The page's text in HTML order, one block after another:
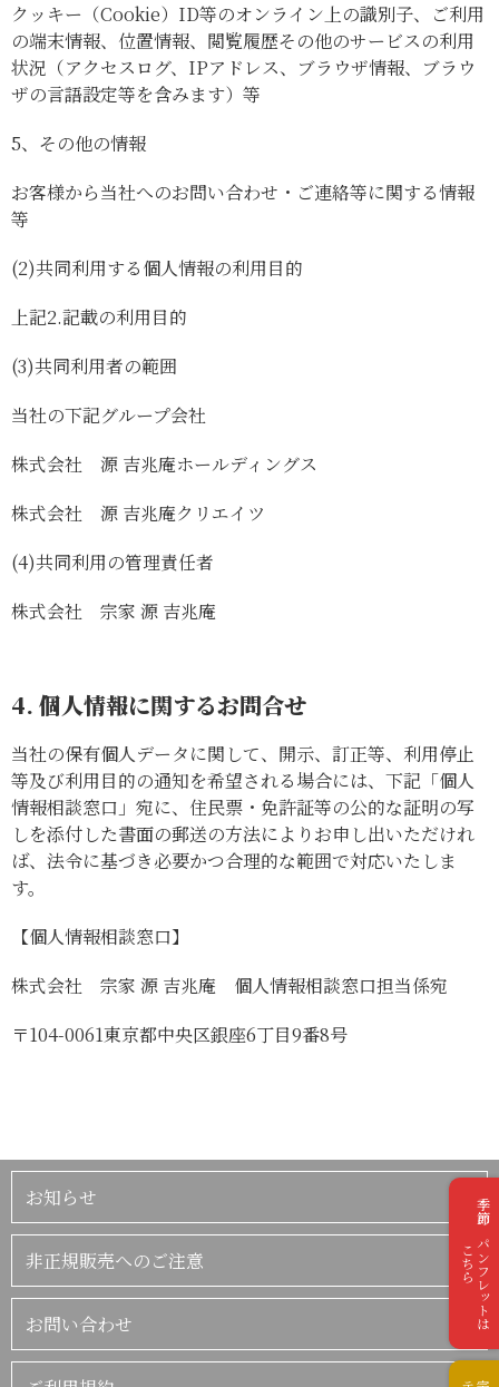
クッキー（Cookie）ID等のオンライン上の識別子、ご利用
の端末情報、位置情報、閲覧履歴その他のサービスの利用
状況（アクセスログ、IPアドレス、ブラウザ情報、ブラウ
ザの言語設定等を含みます）等
5、 その他の情報
お客様から当社へのお問い合わせ・ご連絡等に関する情報
等
(2)共同利用する個人情報の利用目的
上記2.記載の利用目的
(3)共同利用者の範囲
当社の下記グループ会社
株式会社 源 吉兆庵ホールディングス
株式会社 源 吉兆庵クリエイツ
(4)共同利用の管理責任者
株式会社 宗家 源 吉兆庵
4. 個人情報に関するお問合せ
当社の保有個人データに関して、開示、訂正等、利用停止
等及び利用目的の通知を希望される場合には、下記「個人
情報相談窓口」宛に、住民票・免許証等の公的な証明の写
しを添付した書面の郵送の方法によりお申し出いただけれ
ば、法令に基づき必要かつ合理的な範囲で対応いたしま
す。
【個人情報相談窓口】
株式会社 宗家 源 吉兆庵 個人情報相談窓口担当係宛
〒104-0061東京都中央区銀座6丁目9番8号
お知らせ
非正規販売へのご注意
お問い合わせ 季節のパンフレットは
こちら